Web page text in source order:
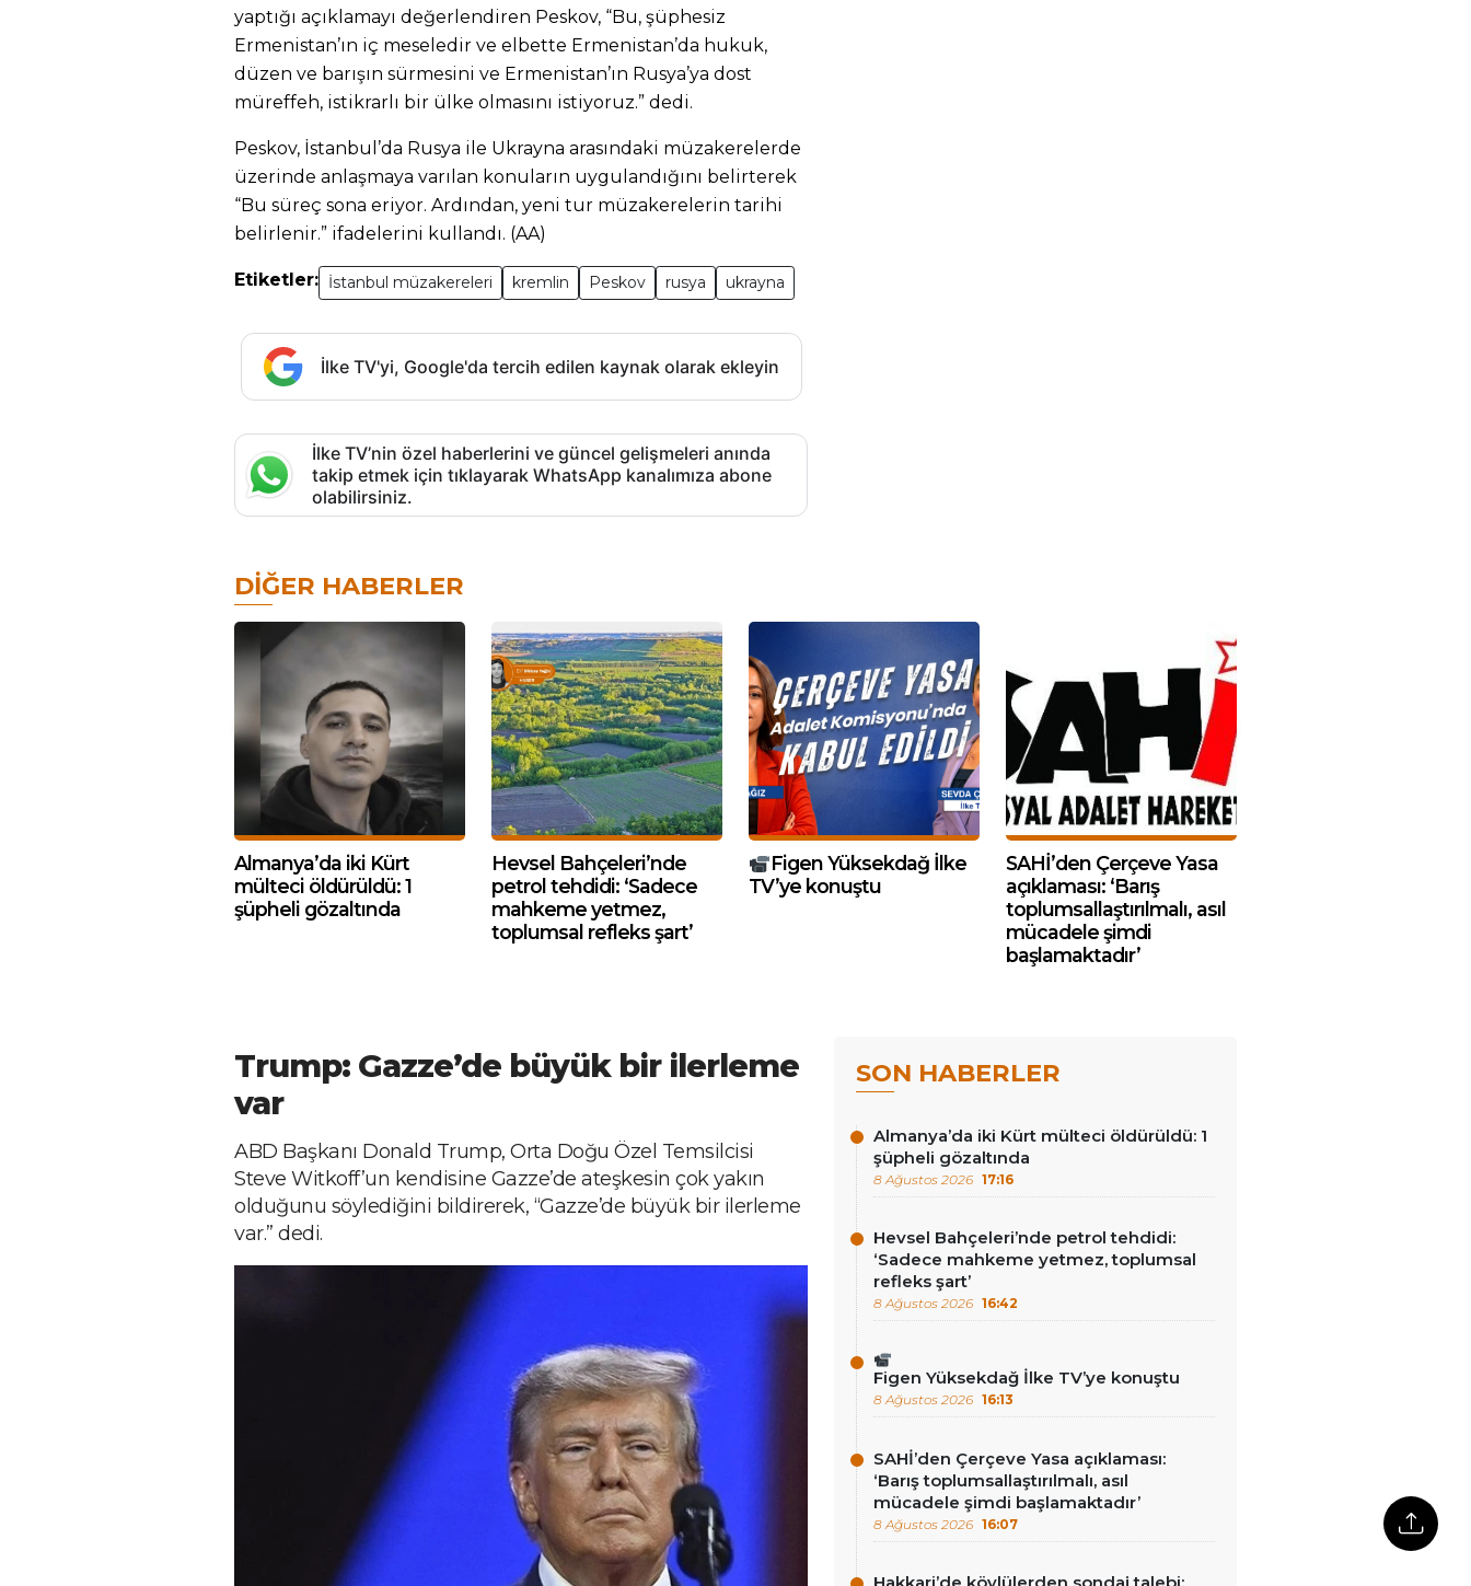
yaptığı açıklamayı değerlendiren Peskov, “Bu, şüphesiz
Ermenistan’ın iç meseledir ve elbette Ermenistan’da hukuk,
düzen ve barışın sürmesini ve Ermenistan’ın Rusya’ya dost
müreffeh, istikrarlı bir ülke olmasını istiyoruz.” dedi.
Peskov, İstanbul’da Rusya ile Ukrayna arasındaki müzakerelerde
üzerinde anlaşmaya varılan konuların uygulandığını belirterek
“Bu süreç sona eriyor. Ardından, yeni tur müzakerelerin tarihi
belirlenir.” ifadelerini kullandı. (AA)
Etiketler: İstanbul müzakereleri kremlin Peskov rusya ukrayna
İlke TV'yi, Google'da tercih edilen kaynak olarak ekleyin
İlke TV’nin özel haberlerini ve güncel gelişmeleri anında
takip etmek için tıklayarak WhatsApp kanalımıza abone
olabilirsiniz.
DIĞER HABERLER
Almanya’da iki Kürt
mülteci öldürüldü: 1
şüpheli gözaltında
Hevsel Bahçeleri’nde
petrol tehdidi: ‘Sadece
mahkeme yetmez,
toplumsal refleks şart’
Figen Yüksekdağ İlke
TV’ye konuştu
SAHİ’den Çerçeve Yasa
açıklaması: ‘Barış
toplumsallaştırılmalı, asıl
mücadele şimdi
başlamaktadır’
Trump: Gazze’de büyük bir ilerleme
var
ABD Başkanı Donald Trump, Orta Doğu Özel Temsilcisi
Steve Witkoff’un kendisine Gazze’de ateşkesin çok yakın
olduğunu söylediğini bildirerek, “Gazze’de büyük bir ilerleme
var.” dedi.
SON HABERLER
Almanya’da iki Kürt mülteci öldürüldü: 1
şüpheli gözaltında
8 Ağustos 2026 17:16
Hevsel Bahçeleri’nde petrol tehdidi:
‘Sadece mahkeme yetmez, toplumsal
refleks şart’
8 Ağustos 2026 16:42
Figen Yüksekdağ İlke TV’ye konuştu
8 Ağustos 2026 16:13
SAHİ’den Çerçeve Yasa açıklaması:
‘Barış toplumsallaştırılmalı, asıl
mücadele şimdi başlamaktadır’
8 Ağustos 2026 16:07